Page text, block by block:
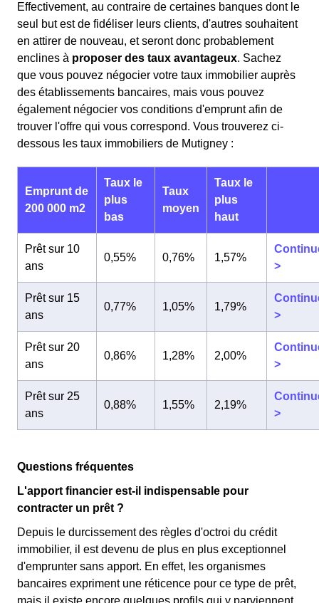
Effectivement, au contraire de certaines banques dont le
seul but est de fidéliser leurs clients, d'autres souhaitent
en attirer de nouveau, et seront donc probablement
enclines à proposer des taux avantageux. Sachez
que vous pouvez négocier votre taux immobilier auprès
des établissements bancaires, mais vous pouvez
également négocier vos conditions d'emprunt afin de
trouver l'offre qui vous correspond. Vous trouverez ci-
dessous les taux immobiliers de Mutigney :
Emprunt de
200 000 m2
Taux le
plus
bas
Taux
moyen
Taux le
plus
haut
Prêt sur 10
ans
0,55% 0,76% 1,57%
>
Prêt sur 15
ans
0,77% 1,05% 1,79%
>
Prêt sur 20
ans
0,86% 1,28% 2,00%
>
Prêt sur 25
ans
0,88% 1,55% 2,19%
>
Questions fréquentes
L'apport financier est-il indispensable pour
contracter un prêt ?
Depuis le durcissement des règles d'octroi du crédit
immobilier, il est devenu de plus en plus exceptionnel
d'emprunter sans apport. En effet, les organismes
bancaires expriment une réticence pour ce type de prêt,
mais il existe encore quelques profils qui y parviennent.